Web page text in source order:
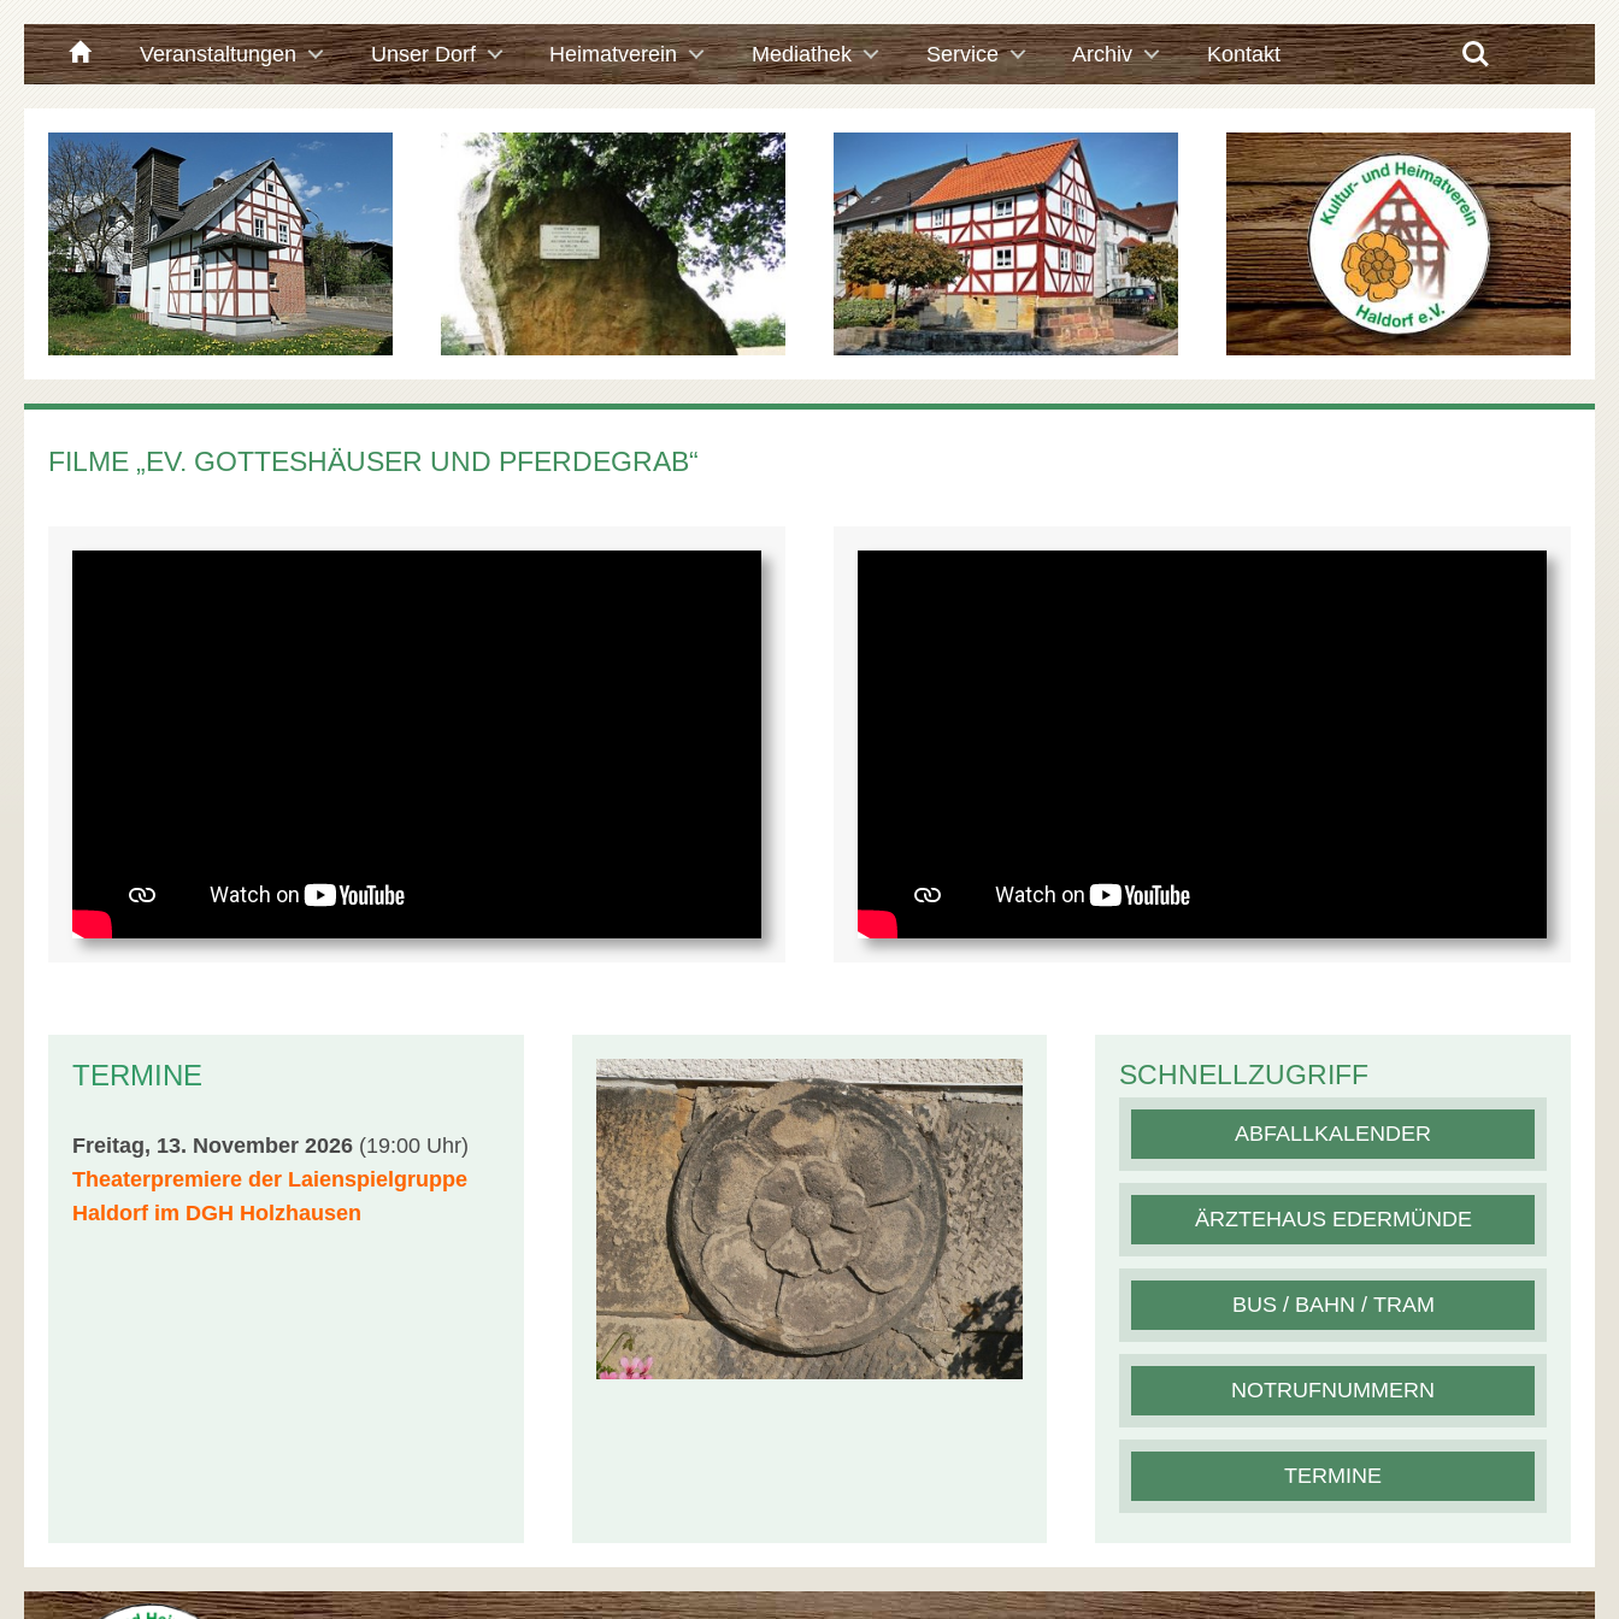
Veranstaltungen Unser Dorf Heimatverein Mediathek Service Archiv Kontakt Search
FILME „EV. GOTTESHÄUSER UND PFERDEGRAB“
TERMINE
Freitag, 13. November 2026 (19:00 Uhr)
Theaterpremiere der Laienspielgruppe
Haldorf im DGH Holzhausen
SCHNELLZUGRIFF
ABFALLKALENDER
ÄRZTEHAUS EDERMÜNDE
BUS / BAHN / TRAM
NOTRUFNUMMERN
TERMINE